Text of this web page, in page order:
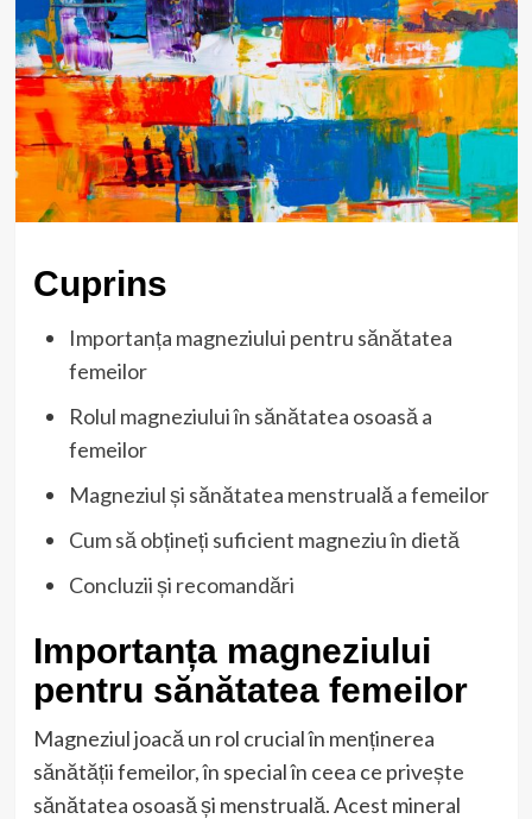
Cuprins
Importanța magneziului pentru sănătatea
femeilor
Rolul magneziului în sănătatea osoasă a
femeilor
Magneziul și sănătatea menstruală a femeilor
Cum să obțineți suficient magneziu în dietă
Concluzii și recomandări
Importanța magneziului
pentru sănătatea femeilor
Magneziul joacă un rol crucial în menținerea
sănătății femeilor, în special în ceea ce privește
sănătatea osoasă și menstruală. Acest mineral